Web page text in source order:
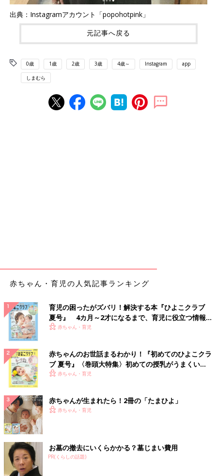
出典：Instagramアカウント「popohotpink」
元記事へ戻る
0歳 1歳 2歳 3歳 4歳～ Instagram app
しまむら
赤ちゃん・育児の人気記事ランキング
育児の困ったがズバリ！解決する本『ひよこクラブ
夏号』 4カ月～2才になるまで、育児に役立つ情報が
いっぱい！
赤ちゃん・育児
赤ちゃんのお世話まるわかり！『初めてのひよこクラ
ブ 夏号』〈巻頭大特集〉初めての授乳がうまくい
く！ おっぱい・ミルクの基本と夏のトラブル 解決テ
赤ちゃん・育児
赤ちゃんが生まれたら！2冊の「たまひよ」
赤ちゃん・育児
お墓の撤去にいくらかかる？墓じまい費用
PR(くらしの話題)